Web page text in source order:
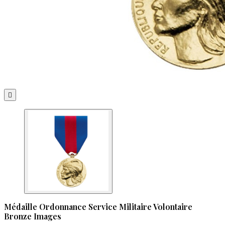

Médaille Ordonnance Service Militaire Volontaire
Bronze Images